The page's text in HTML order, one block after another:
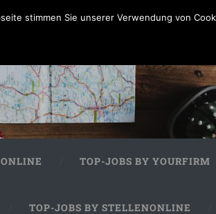
TOP-JOBS BY YOURFIRM
TOP-JOBS BY STELLENONLINE
stimmen Sie unserer Verwendung von